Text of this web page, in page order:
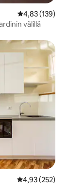
4,83 (139)
välillä
4,93 (252)